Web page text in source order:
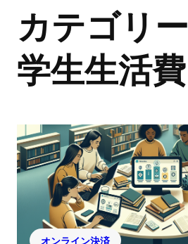
カテゴリー
学生生活費
オンライン決済